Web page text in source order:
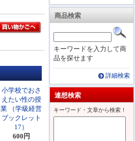
商品検索
キーワードを入力して商
品を探せます
詳細検索
連想検索
キーワード・文章から検索！
小学校でおさ
えたい性の授
業 （学級経営
ブックレット
17）
600円